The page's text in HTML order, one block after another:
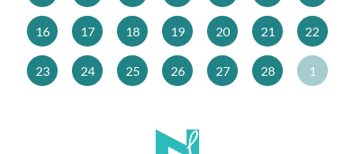
16 17 18 19 20 21 22
23 24 25 26 27 28 1